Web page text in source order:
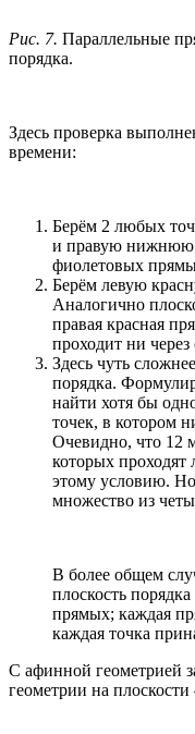
Рис. 7. Параллельные
порядка.
Здесь проверка
времени:
Берём 2 любых
и правую нижнюю.
фиолетовых
Берём левую
Аналогично
правая красная
проходит ни
Здесь чуть
порядка.
найти хотя бы
точек, в котором
Очевидно, что 12
которых проходят
этому условию.
множество из
В более общем
плоскость порядка
прямых; каждая
каждая точка
С афинной геометрией
геометрии на